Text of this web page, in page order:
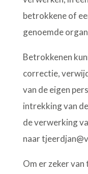
betrokkene of
genoemde
Betrokkenen
correctie,
van de eigen
intrekking van
de verwerking
naar
Om er zeker